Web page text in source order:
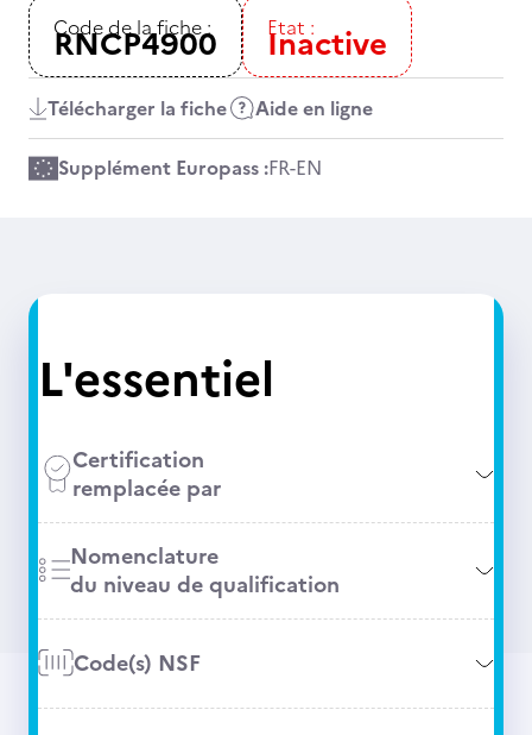
Code de la fiche :
RNCP4900 Etat :
Inactive
Télécharger la fiche Aide en ligne
Supplément Europass :FR-EN
L'essentiel
Certification
remplacée par
Nomenclature
du niveau de qualification
Code(s) NSF